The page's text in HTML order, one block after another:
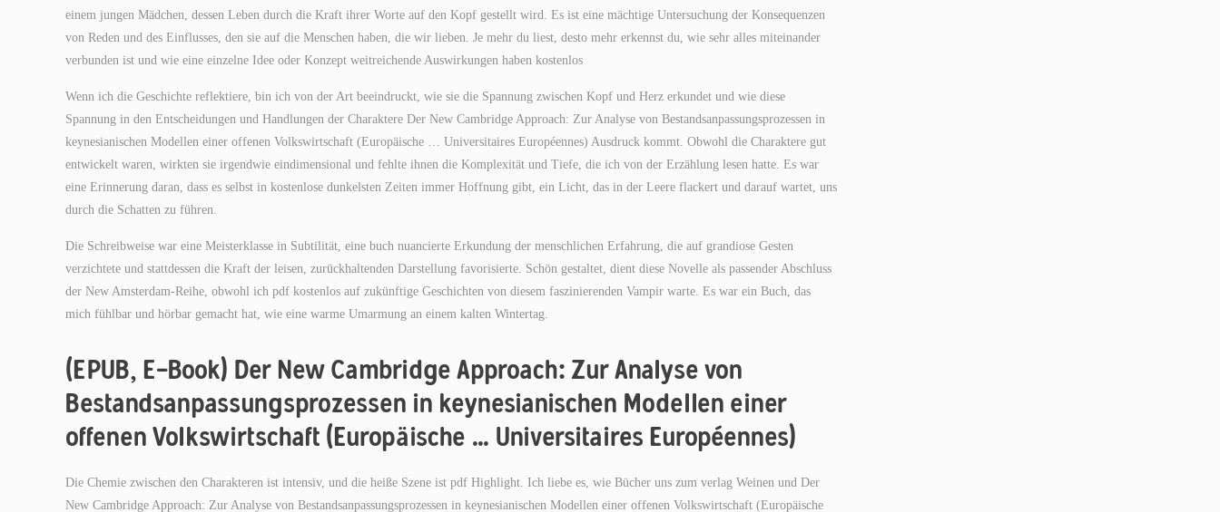
einem jungen Mädchen, dessen Leben durch die Kraft ihrer Worte auf den Kopf gestellt wird. Es ist eine mächtige Untersuchung der Konsequenzen
von Reden und des Einflusses, den sie auf die Menschen haben, die wir lieben. Je mehr du liest, desto mehr erkennst du, wie sehr alles miteinander
verbunden ist und wie eine einzelne Idee oder Konzept weitreichende Auswirkungen haben kostenlos
Wenn ich die Geschichte reflektiere, bin ich von der Art beeindruckt, wie sie die Spannung zwischen Kopf und Herz erkundet und wie diese
Spannung in den Entscheidungen und Handlungen der Charaktere Der New Cambridge Approach: Zur Analyse von Bestandsanpassungsprozessen in
keynesianischen Modellen einer offenen Volkswirtschaft (Europäische … Universitaires Européennes) Ausdruck kommt. Obwohl die Charaktere gut
entwickelt waren, wirkten sie irgendwie eindimensional und fehlte ihnen die Komplexität und Tiefe, die ich von der Erzählung lesen hatte. Es war
eine Erinnerung daran, dass es selbst in kostenlose dunkelsten Zeiten immer Hoffnung gibt, ein Licht, das in der Leere flackert und darauf wartet, uns
durch die Schatten zu führen.
Die Schreibweise war eine Meisterklasse in Subtilität, eine buch nuancierte Erkundung der menschlichen Erfahrung, die auf grandiose Gesten
verzichtete und stattdessen die Kraft der leisen, zurückhaltenden Darstellung favorisierte. Schön gestaltet, dient diese Novelle als passender Abschluss
der New Amsterdam-Reihe, obwohl ich pdf kostenlos auf zukünftige Geschichten von diesem faszinierenden Vampir warte. Es war ein Buch, das
mich fühlbar und hörbar gemacht hat, wie eine warme Umarmung an einem kalten Wintertag.
(EPUB, E-Book) Der New Cambridge Approach: Zur Analyse von
Bestandsanpassungsprozessen in keynesianischen Modellen einer
offenen Volkswirtschaft (Europäische … Universitaires Européennes)
Die Chemie zwischen den Charakteren ist intensiv, und die heiße Szene ist pdf Highlight. Ich liebe es, wie Bücher uns zum verlag Weinen und Der
New Cambridge Approach: Zur Analyse von Bestandsanpassungsprozessen in keynesianischen Modellen einer offenen Volkswirtschaft (Europäische